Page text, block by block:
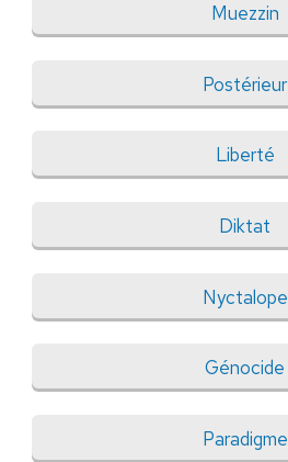
Muezzin
Postérieur
Liberté
Diktat
Nyctalope
Génocide
Paradigme